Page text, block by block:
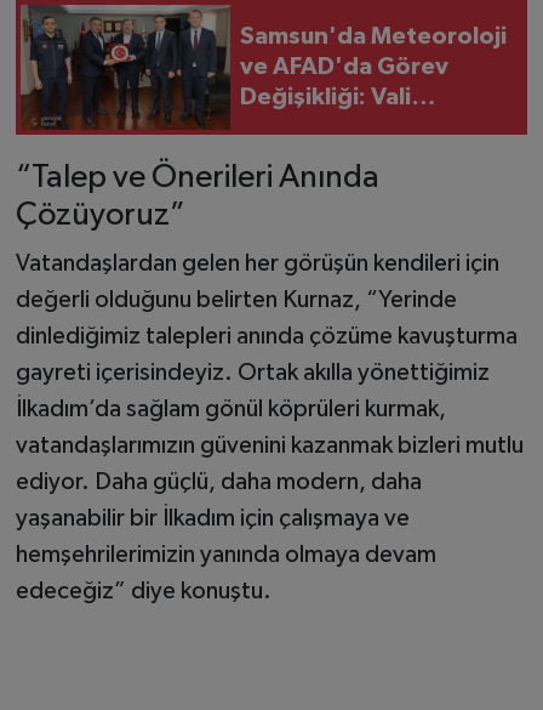
Samsun'da Meteoroloji
ve AFAD'da Görev
Değişikliği: Vali
“Talep ve Önerileri Anında
Çözüyoruz”
Vatandaşlardan gelen her görüşün kendileri için
değerli olduğunu belirten Kurnaz, “Yerinde
dinlediğimiz talepleri anında çözüme kavuşturma
gayreti içerisindeyiz. Ortak akılla yönettiğimiz
İlkadım’da sağlam gönül köprüleri kurmak,
vatandaşlarımızın güvenini kazanmak bizleri mutlu
ediyor. Daha güçlü, daha modern, daha
yaşanabilir bir İlkadım için çalışmaya ve
hemşehrilerimizin yanında olmaya devam
edeceğiz” diye konuştu.